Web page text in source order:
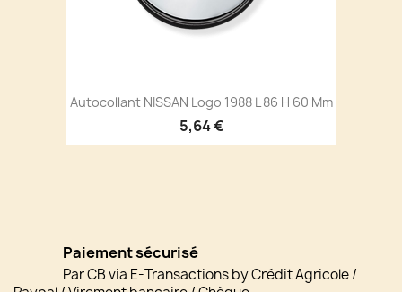
Autocollant NISSAN Logo 1988 L 86 H 60 Mm
5,64 €
Paiement sécurisé
Par CB via E-Transactions by Crédit Agricole /